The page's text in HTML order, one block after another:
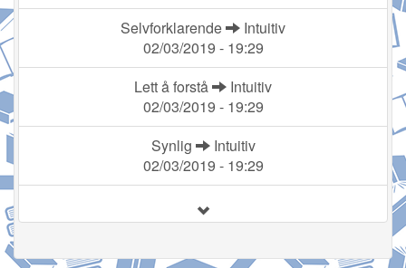
Selvforklarende
Intuitiv
02/03/2019 - 19:29
Lett å forstå
Intuitiv
02/03/2019 - 19:29
Synlig
Intuitiv
02/03/2019 - 19:29